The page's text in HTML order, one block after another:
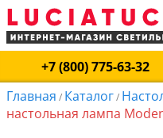
+7 (800) 775-63-32
Главная / Каталог/
настольная лампа